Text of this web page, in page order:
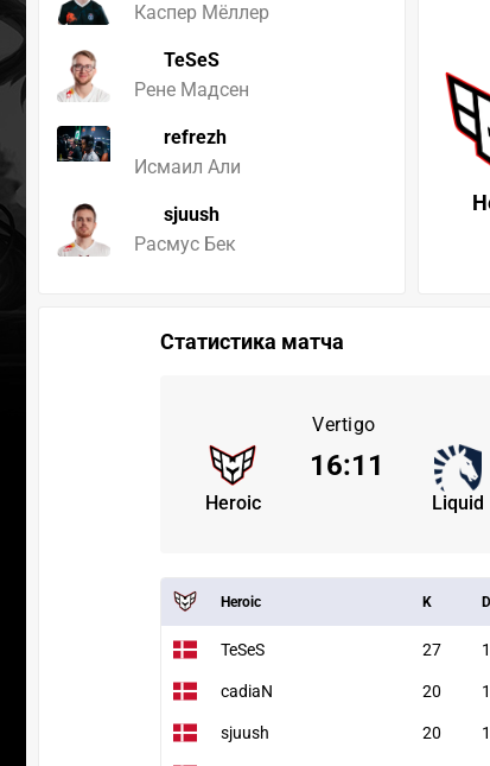
Каспер Мёллер
TeSeS
Рене Мадсен
refrezh
Исмаил Али
sjuush
Расмус Бек
Статистика матча
Vertigo
Heroic Liquid
16:11
Heroic K D
TeSeS 27
cadiaN 20
sjuush 20